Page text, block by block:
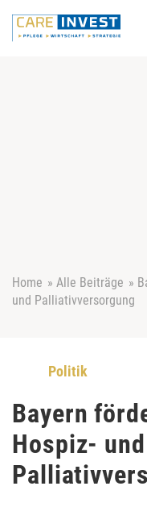
Home » Alle Beiträge »
und Palliativversorgung
Politik
Bayern
Hospiz- und